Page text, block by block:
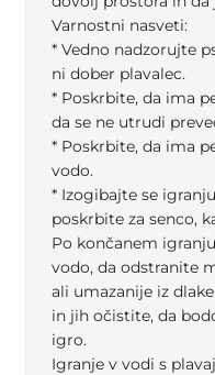
Varnostni nasveti:
* Vedno nadzorujte
ni dober plavalec.
* Poskrbite, da ima
da se ne utrudi
* Poskrbite, da ima
vodo.
* Izogibajte se
poskrbite za senco,
Po končanem
vodo, da odstranite
ali umazanije iz
in jih očistite, da
igro.
Igranje v vodi s